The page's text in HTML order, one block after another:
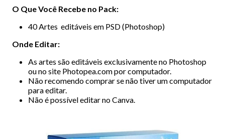
O Que Você Recebe no Pack:
40 Artes editáveis em PSD (Photoshop)
Onde Editar:
As artes são editáveis exclusivamente no Photoshop
ou no site Photopea.com por computador.
Não recomendo comprar se não tiver um computador
para editar.
Não é possível editar no Canva.